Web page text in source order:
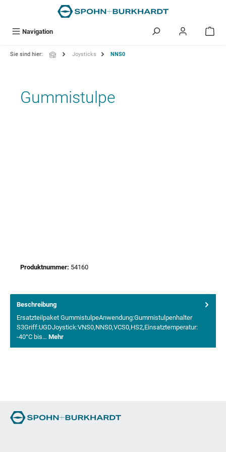
Navigation
Sie sind hier: Joysticks NNS0
Gummistulpe
Produktnummer: 54160
Beschreibung
Ersatzteilpaket GummistulpeAnwendung:Gummistulpenhalter
S3Griff:UGDJoystick:VNS0,NNS0,VCS0,HS2,Einsatztemperatur:
-40°C bis… Mehr